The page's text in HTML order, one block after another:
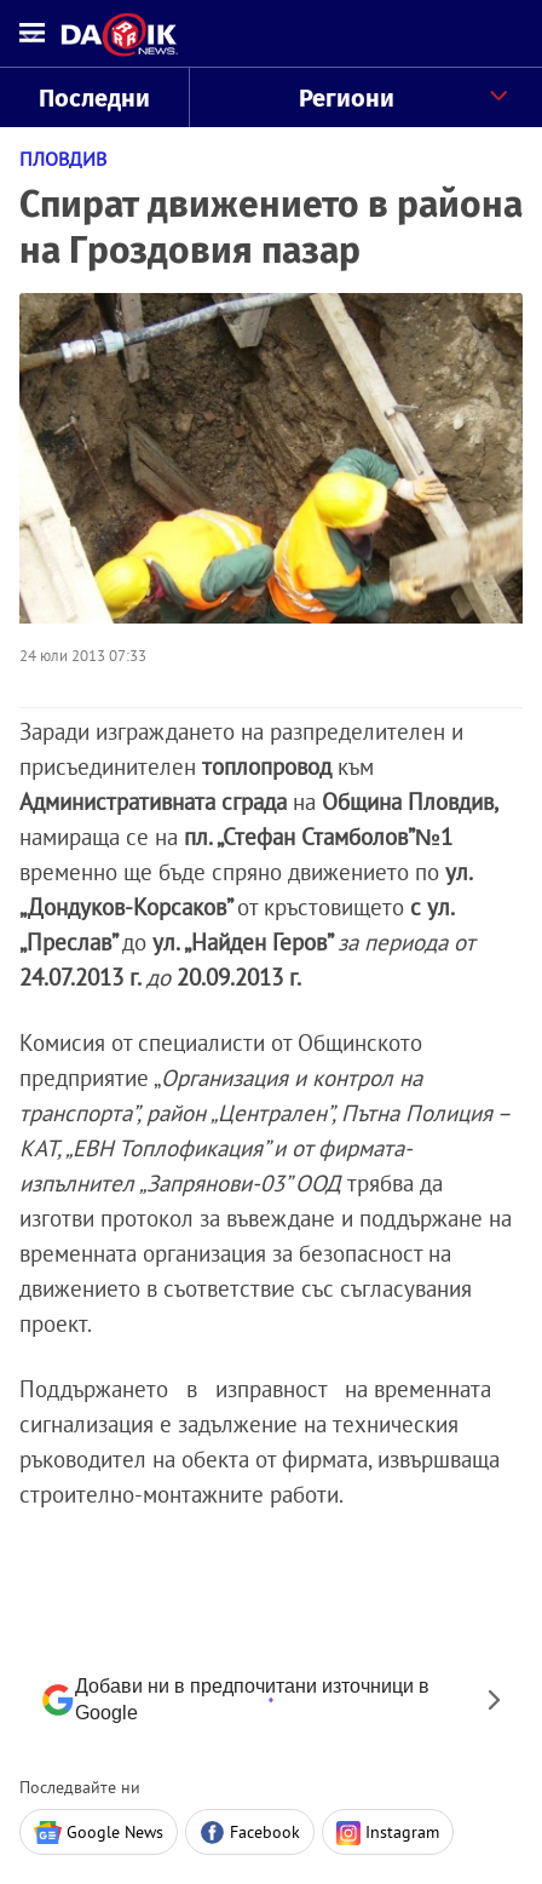
Последни Региони
ПЛОВДИВ
Спират движението в района
на Гроздовия пазар
24 юли 2013 07:33
Заради изграждането на разпределителен и
присъединителен топлопровод към
Административната сграда на Община Пловдив,
намираща се на пл. „Стефан Стамболов”№1
временно ще бъде спряно движението по ул.
„Дондуков-Корсаков”от кръстовището с ул.
„Преслав”до ул. „Найден Геров”за периода от
24.07.2013 г.до20.09.2013 г.
Комисия от специалисти от Общинското
предприятие „Организация и контрол на
транспорта”, район „Централен”, Пътна Полиция –
КАТ, „ЕВН Топлофикация” и от фирмата-
изпълнител „Запрянови-03” ООДтрябва да
изготви протокол за въвеждане и поддържане на
временната организация за безопасност на
движението в съответствие със съгласувания
проект.
Поддържането в изправност на временната
сигнализация е задължение на техническия
ръководител на обекта от фирмата, извършваща
строително-монтажните работи.
Добави ни в предпочитани източници в
Google
Последвайте ни
Google News Facebook Instagram